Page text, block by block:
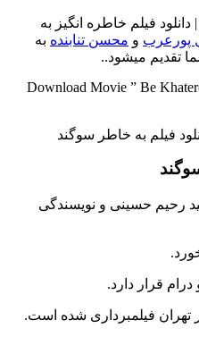
| دانلود فیلم خاطره انگیز به
پورعرب و محسن تنابنده به
تقدیم میشود..
Download Movie ” Be
رحیم حسینی و نویسندگی
قرار دارد.
تهران فیلمبرداری شده است.